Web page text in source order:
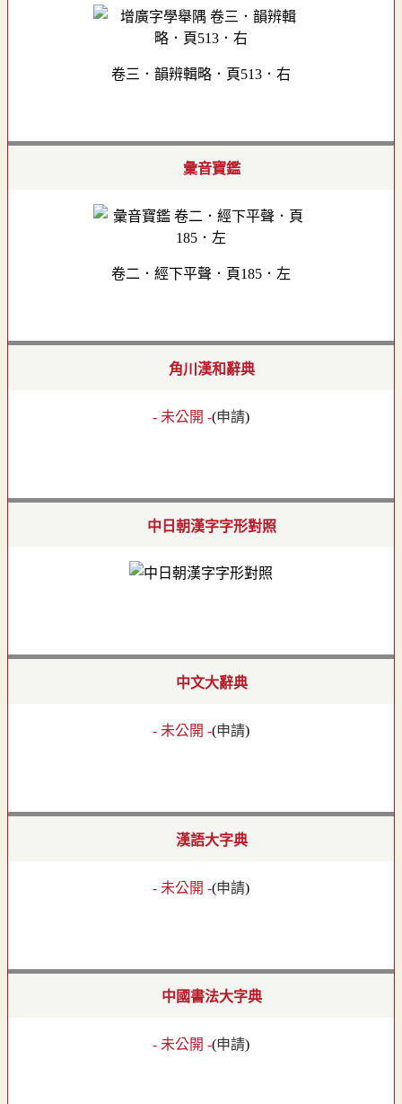
卷三．韻辨輯略．頁513．右
彙音寶鑑
卷二．經下平聲．頁185．左
角川漢和辭典
- 未公開 -(申請)
中日朝漢字字形對照
中文大辭典
- 未公開 -(申請)
漢語大字典
- 未公開 -(申請)
中國書法大字典
- 未公開 -(申請)